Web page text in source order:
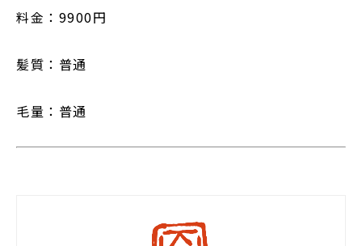
料金：9900円
髪質：普通
毛量：普通